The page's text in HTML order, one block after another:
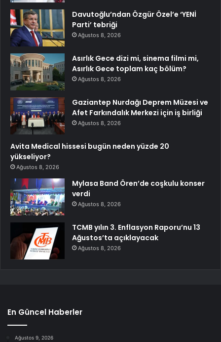
Davutoğlu’ndan Özgür Özel’e ‘YENİ
Parti’ tebriği
Ağustos 8, 2026
Asırlık Gece dizi mi, sinema filmi mi,
Asırlık Gece toplam kaç bölüm?
Ağustos 8, 2026
Gaziantep Nurdağı Deprem Müzesi ve
Afet Farkındalık Merkezi için iş birliği
Ağustos 8, 2026
Avita Medical hissesi bugün neden yüzde 20
yükseliyor?
Ağustos 8, 2026
Mylasa Band Ören’de coşkulu konser
verdi
Ağustos 8, 2026
TCMB yılın 3. Enflasyon Raporu’nu 13
Ağustos’ta açıklayacak
Ağustos 8, 2026
En Güncel Haberler
Ağustos 9, 2026